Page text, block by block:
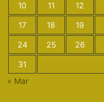
10
11 12
17
18 19
24
25 26
31
« Mar